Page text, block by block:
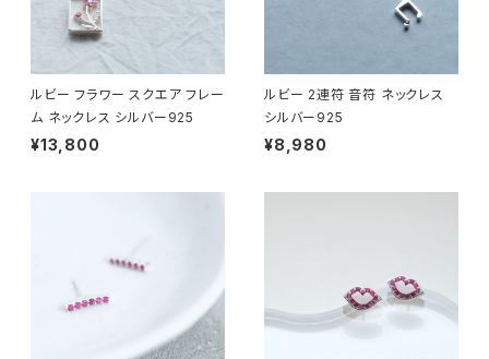
ルビー フラワー スクエア フレー
ム ネックレス シルバー925
¥13,800
ルビー 2連符 音符 ネックレス
シルバー925
¥8,980